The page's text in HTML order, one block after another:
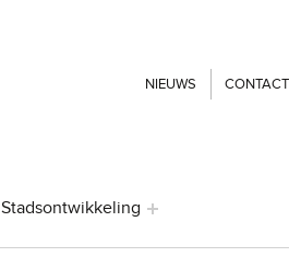
NIEUWS CONTACT
Stadsontwikkeling